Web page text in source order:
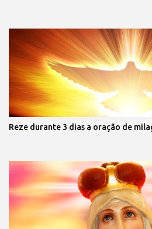
Reze durante 3 dias a oração de